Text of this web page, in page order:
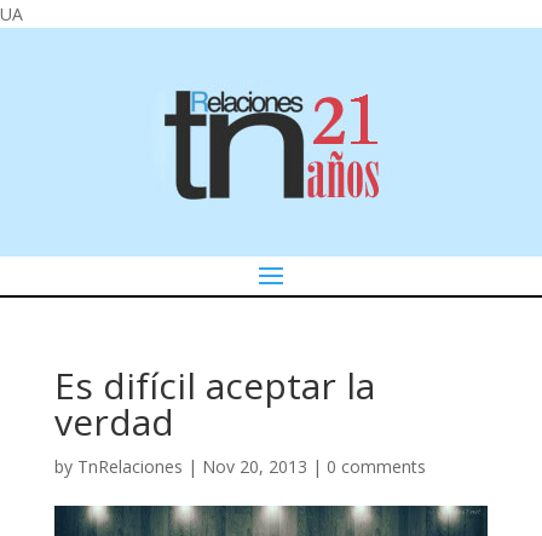
UA
Es difícil aceptar la
verdad
by TnRelaciones | Nov 20, 2013 | 0 comments